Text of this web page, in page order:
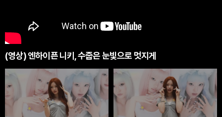
(영상) 엔하이픈 니키, 수줍은 눈빛으로 멋지게